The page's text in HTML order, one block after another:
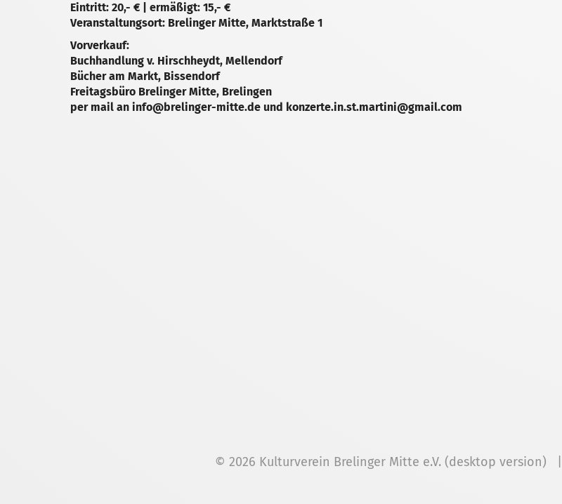
Eintritt: 20,- € | ermäßigt: 15,- €
Veranstaltungsort: Brelinger Mitte, Marktstraße 1
Vorverkauf:
Buchhandlung v. Hirschheydt, Mellendorf
Bücher am Markt, Bissendorf
Freitagsbüro Brelinger Mitte, Brelingen
per mail an info@brelinger-mitte.de und konzerte.in.st.martini@gmail.com
© 2026 Kulturverein Brelinger Mitte e.V. (desktop version) |